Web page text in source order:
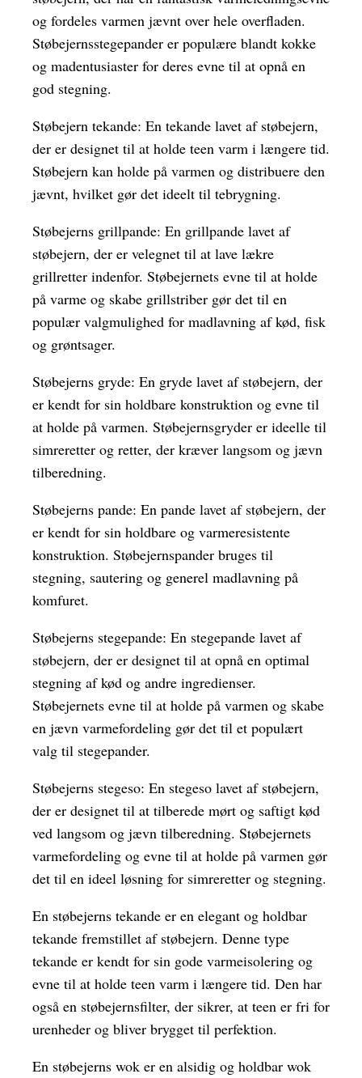
og fordeles varmen jævnt over hele overfladen.
Støbejernsstegepander er populære blandt kokke
og madentusiaster for deres evne til at opnå en
god stegning.
Støbejern tekande: En tekande lavet af støbejern,
der er designet til at holde teen varm i længere tid.
Støbejern kan holde på varmen og distribuere den
jævnt, hvilket gør det ideelt til tebrygning.
Støbejerns grillpande: En grillpande lavet af
støbejern, der er velegnet til at lave lækre
grillretter indenfor. Støbejernets evne til at holde
på varme og skabe grillstriber gør det til en
populær valgmulighed for madlavning af kød, fisk
og grøntsager.
Støbejerns gryde: En gryde lavet af støbejern, der
er kendt for sin holdbare konstruktion og evne til
at holde på varmen. Støbejernsgryder er ideelle til
simreretter og retter, der kræver langsom og jævn
tilberedning.
Støbejerns pande: En pande lavet af støbejern, der
er kendt for sin holdbare og varmeresistente
konstruktion. Støbejernspander bruges til
stegning, sautering og generel madlavning på
komfuret.
Støbejerns stegepande: En stegepande lavet af
støbejern, der er designet til at opnå en optimal
stegning af kød og andre ingredienser.
Støbejernets evne til at holde på varmen og skabe
en jævn varmefordeling gør det til et populært
valg til stegepander.
Støbejerns stegeso: En stegeso lavet af støbejern,
der er designet til at tilberede mørt og saftigt kød
ved langsom og jævn tilberedning. Støbejernets
varmefordeling og evne til at holde på varmen gør
det til en ideel løsning for simreretter og stegning.
En støbejerns tekande er en elegant og holdbar
tekande fremstillet af støbejern. Denne type
tekande er kendt for sin gode varmeisolering og
evne til at holde teen varm i længere tid. Den har
også en støbejernsfilter, der sikrer, at teen er fri for
urenheder og bliver brygget til perfektion.
En støbejerns wok er en alsidig og holdbar wok